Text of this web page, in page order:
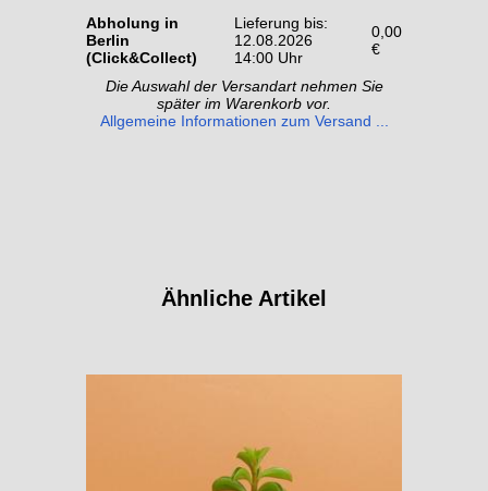
Abholung in
Berlin
(Click&Collect)
Lieferung bis:
12.08.2026
14:00 Uhr
0,00
€
Die Auswahl der Versandart nehmen Sie
später im Warenkorb vor.
Allgemeine Informationen zum Versand ...
Ähnliche Artikel